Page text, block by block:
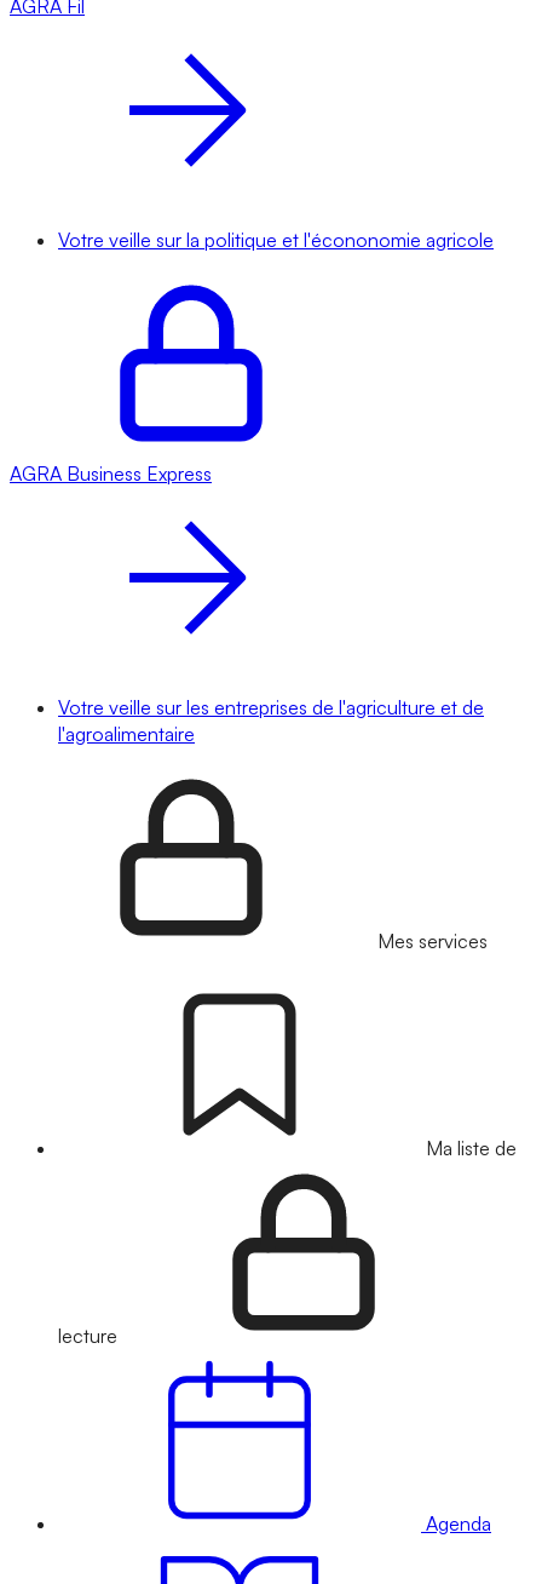
AGRA Fil
Votre veille sur la politique et l'écononomie agricole
AGRA Business Express
Votre veille sur les entreprises de l'agriculture et de
l'agroalimentaire
Mes services
Ma liste de
lecture
Agenda